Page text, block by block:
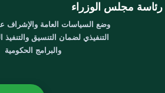
رئاسة مجلس الوزراء
وضع السياسات العامة والإشراف
التنفيذي لضمان التنسيق
والبرامج الحكومية